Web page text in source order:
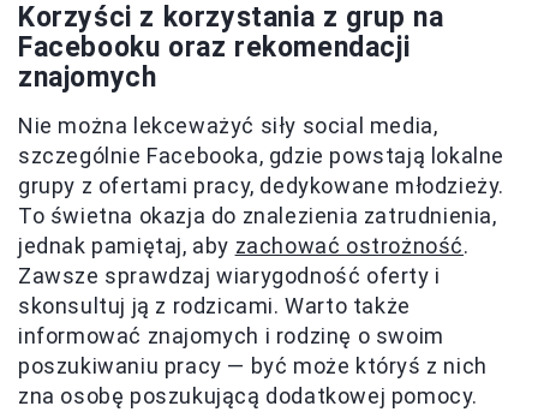
Korzyści z korzystania z grup na
Facebooku oraz rekomendacji
znajomych
Nie można lekceważyć siły social media,
szczególnie Facebooka, gdzie powstają lokalne
grupy z ofertami pracy, dedykowane młodzieży.
To świetna okazja do znalezienia zatrudnienia,
jednak pamiętaj, aby zachować ostrożność.
Zawsze sprawdzaj wiarygodność oferty i
skonsultuj ją z rodzicami. Warto także
informować znajomych i rodzinę o swoim
poszukiwaniu pracy — być może któryś z nich
zna osobę poszukującą dodatkowej pomocy.